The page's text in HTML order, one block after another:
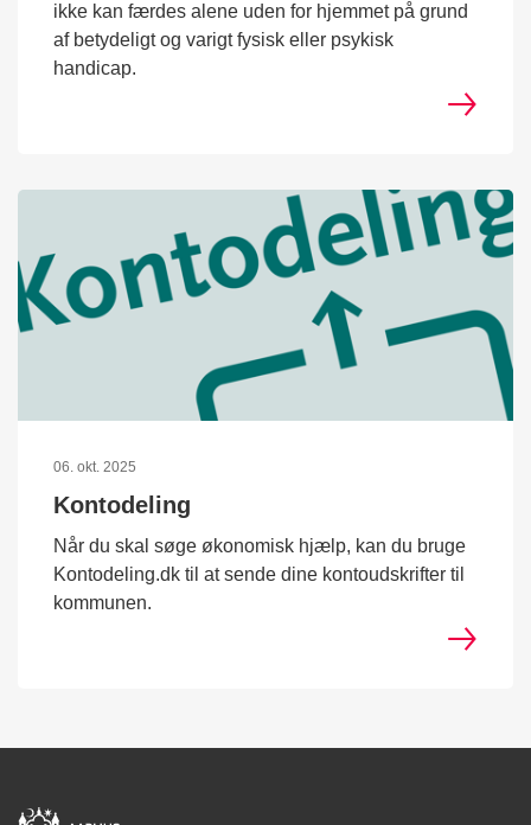
ikke kan færdes alene uden for hjemmet på grund
af betydeligt og varigt fysisk eller psykisk
handicap.
06. okt. 2025
Kontodeling
Når du skal søge økonomisk hjælp, kan du bruge
Kontodeling.dk til at sende dine kontoudskrifter til
kommunen.